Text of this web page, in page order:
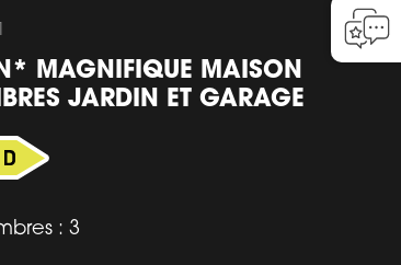
MAGNIFIQUE MAISON
JARDIN ET GARAGE
: 3